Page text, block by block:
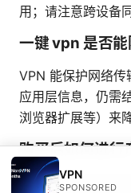
用；请注意跨设备
一键 vpn 是否能
VPN 能保护网络传
应用层信息，仍需
浏览器扩展等）来
购买后如何进行
多数 VPN 提供商
VPN
SPONSORED